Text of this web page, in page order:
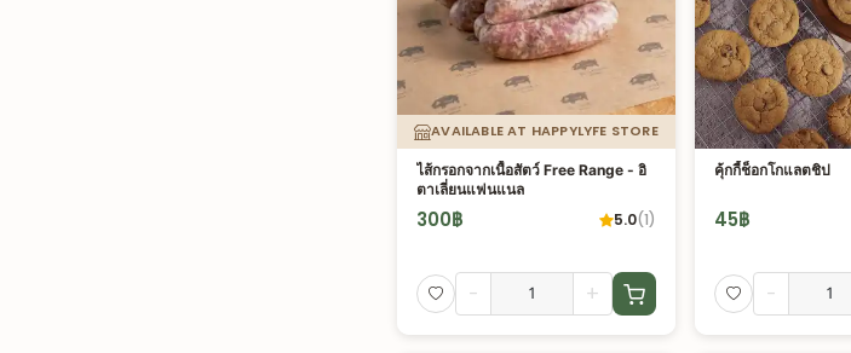
AVAILABLE AT HAPPYLYFE STORE
ไส้กรอกจากเนื้อสัตว์ Free Range - อิ
ตาเลี่ยนแฟนแนล
300฿ 5.0(1)
- +
คุ้กกี้ช็อกโกแลตชิป
45฿
-